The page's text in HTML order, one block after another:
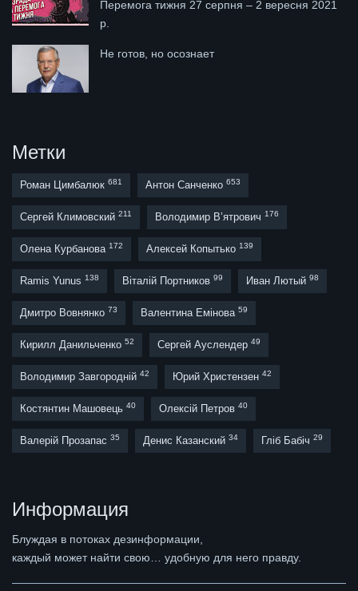
Перемога тижня 27 серпня – 2 вересня 2021
р.
Не готов, но осознает
Метки
Роман Цимбалюк 681 Антон Санченко 653
Сергей Климовский 211 Володимир В’ятрович 176
Олена Курбанова 172 Алексей Копытько 139
Ramis Yunus 138 Віталій Портников 99 Иван Лютый 98
Дмитро Вовнянко 73 Валентина Емінова 59
Кирилл Данильченко 52 Сергей Ауслендер 49
Володимир Завгородній 42 Юрий Христензен 42
Костянтин Машовець 40 Олексій Петров 40
Валерій Прозапас 35 Денис Казанский 34 Гліб Бабіч 29
Информация
Блуждая в потоках дезинформации,
каждый может найти свою… удобную для него правду.